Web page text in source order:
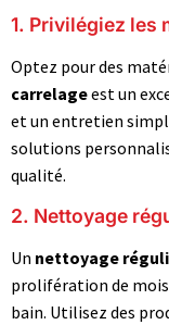
1. Privilégiez les
Optez pour des
carrelageest un
et un entretien
solutions
qualité.
2. Nettoyage
Un nettoyage
prolifération de
bain. Utilisez des